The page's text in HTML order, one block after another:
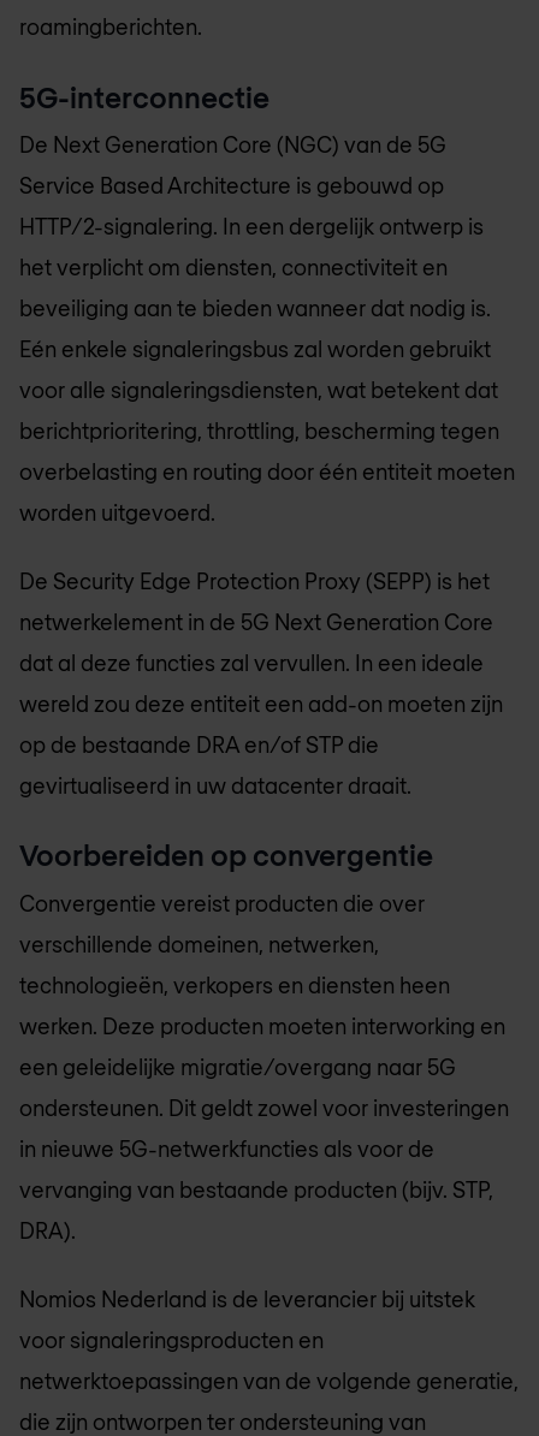
roamingberichten.
5G-interconnectie
De Next Generation Core (NGC) van de 5G
Service Based Architecture is gebouwd op
HTTP/2-signalering. In een dergelijk ontwerp is
het verplicht om diensten, connectiviteit en
beveiliging aan te bieden wanneer dat nodig is.
Eén enkele signaleringsbus zal worden gebruikt
voor alle signaleringsdiensten, wat betekent dat
berichtprioritering, throttling, bescherming tegen
overbelasting en routing door één entiteit moeten
worden uitgevoerd.
De Security Edge Protection Proxy (SEPP) is het
netwerkelement in de 5G Next Generation Core
dat al deze functies zal vervullen. In een ideale
wereld zou deze entiteit een add-on moeten zijn
op de bestaande DRA en/of STP die
gevirtualiseerd in uw datacenter draait.
Voorbereiden op convergentie
Convergentie vereist producten die over
verschillende domeinen, netwerken,
technologieën, verkopers en diensten heen
werken. Deze producten moeten interworking en
een geleidelijke migratie/overgang naar 5G
ondersteunen. Dit geldt zowel voor investeringen
in nieuwe 5G-netwerkfuncties als voor de
vervanging van bestaande producten (bijv. STP,
DRA).
Nomios Nederland is de leverancier bij uitstek
voor signaleringsproducten en
netwerktoepassingen van de volgende generatie,
die zijn ontworpen ter ondersteuning van